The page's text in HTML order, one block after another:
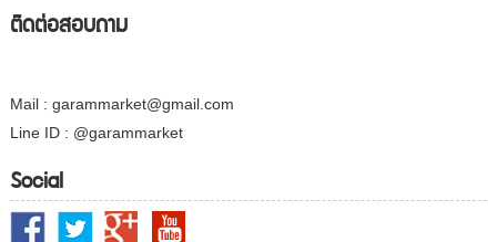
ติดต่อสอบถาม
Mail : garammarket@gmail.com
Line ID : @garammarket
Social